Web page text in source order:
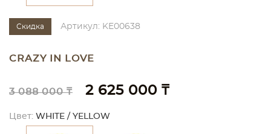
Скидка Артикул: KE00638
CRAZY IN LOVE
3 088 000 ₸ 2 625 000 ₸
Цвет: WHITE / YELLOW